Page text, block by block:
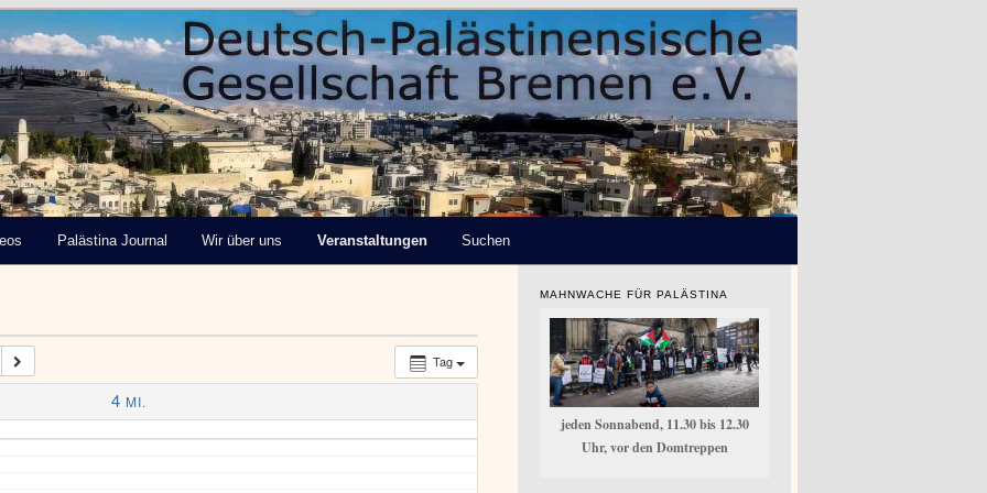
Gesellschaft
Palästina Journal Wir über uns Veranstaltungen Suchen
Tag
4 MI.
MAHNWACHE FÜR PALÄSTINA
jeden Sonnabend, 11.30 bis 12.30
Uhr, vor den Domtreppen